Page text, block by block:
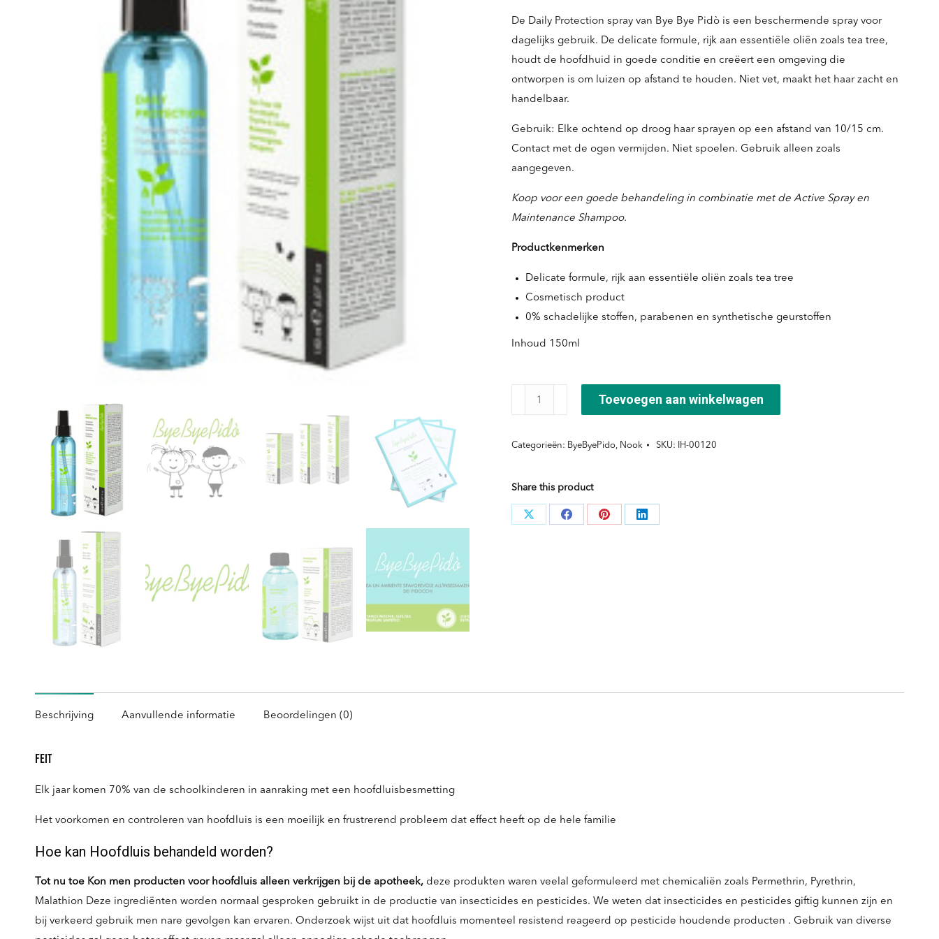
De Daily Protection spray van Bye Bye Pidò is een beschermende spray voor
dagelijks gebruik. De delicate formule, rijk aan essentiële oliën zoals tea tree,
houdt de hoofdhuid in goede conditie en creëert een omgeving die
ontworpen is om luizen op afstand te houden. Niet vet, maakt het haar zacht en
handelbaar.
Gebruik: Elke ochtend op droog haar sprayen op een afstand van 10/15 cm.
Contact met de ogen vermijden. Niet spoelen. Gebruik alleen zoals
aangegeven.
Koop voor een goede behandeling in combinatie met de Active Spray en
Maintenance Shampoo.
Productkenmerken
Delicate formule, rijk aan essentiële oliën zoals tea tree
Cosmetisch product
0% schadelijke stoffen, parabenen en synthetische geurstoffen
Inhoud 150ml
protection
Toevoegen aan winkelwagen
Categorieën: ByeByePido Nook SKU: IH-00120
Share this product
Deel
Deel
Deel
Deel
Beschrijving Aanvullende informatie Beoordelingen (0)
Feit
Elk jaar komen 70% van de schoolkinderen in aanraking met een hoofdluisbesmetting
Het voorkomen en controleren van hoofdluis is een moeilijk en frustrerend probleem dat effect heeft op de hele familie
Hoe kan Hoofdluis behandeld worden?
Tot nu toe Kon men producten voor hoofdluis alleen verkrijgen bij de apotheek, deze produkten waren veelal geformuleerd met chemicaliën zoals Permethrin, Pyrethrin,
Malathion Deze ingrediënten worden normaal gesproken gebruikt in de productie van insecticides en pesticides. We weten dat insecticides en pesticides giftig kunnen zijn en
bij verkeerd gebruik men nare gevolgen kan ervaren. Onderzoek wijst uit dat hoofdluis momenteel resistend reageerd op pesticide houdende producten . Gebruik van diverse